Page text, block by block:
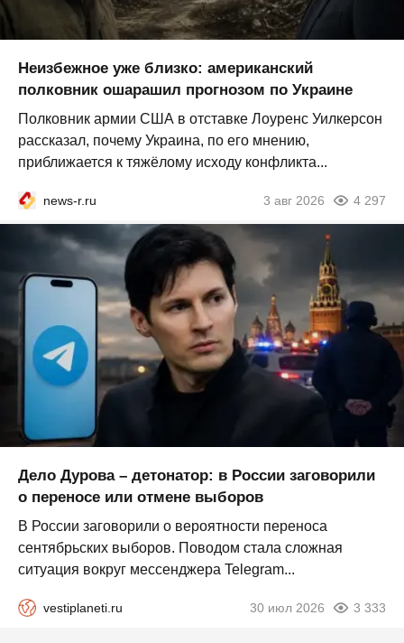
Неизбежное уже близко: американский
полковник ошарашил прогнозом по Украине
Полковник армии США в отставке Лоуренс Уилкерсон
рассказал, почему Украина, по его мнению,
приближается к тяжёлому исходу конфликта...
news-r.ru 3 авг 2026 4 297
Дело Дурова – детонатор: в России заговорили
о переносе или отмене выборов
В России заговорили о вероятности переноса
сентябрьских выборов. Поводом стала сложная
ситуация вокруг мессенджера Telegram...
vestiplaneti.ru 30 июл 2026 3 333